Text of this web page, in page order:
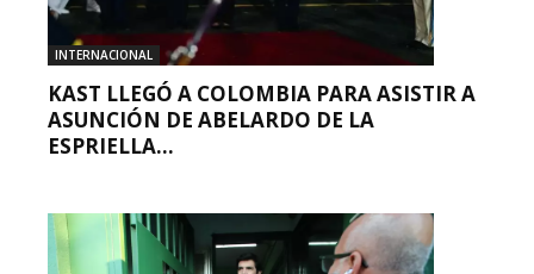
INTERNACIONAL
KAST LLEGÓ A COLOMBIA PARA ASISTIR A
ASUNCIÓN DE ABELARDO DE LA
ESPRIELLA...